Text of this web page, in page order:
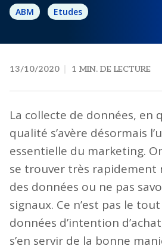
ABM Etudes
13/10/2020 1 MIN. DE LECTURE
La collecte de données, en
qualité s’avère désormais
essentielle du marketing.
se trouver très rapidement
des données ou ne pas
signaux. Ce n’est pas le
données d’intention
s’en servir de la bonne